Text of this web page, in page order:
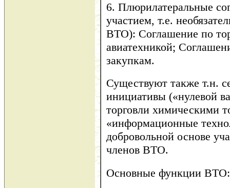
6. Плюрилатеральные
участием, т.е.
ВТО): Соглашение по
авиатехникой;
закупкам.
Существуют также т.н.
инициативы («нулевой
торговли химическими
«информационные
добровольной основе
членов ВТО.
Основные функции ВТО: